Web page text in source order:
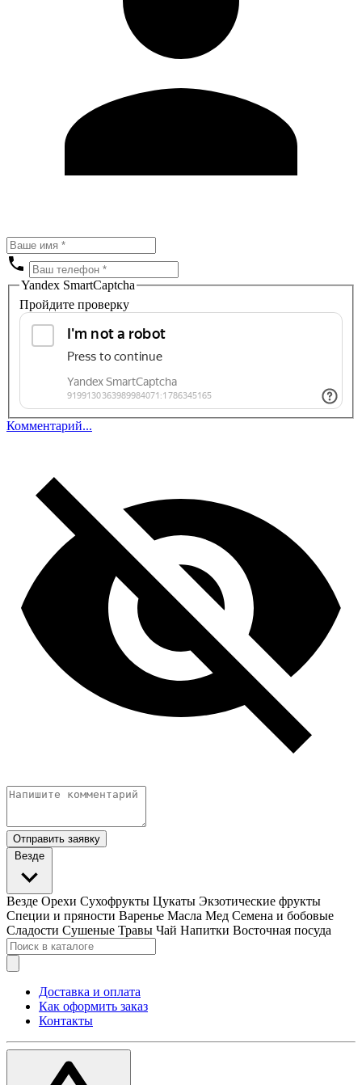
Yandex SmartCaptcha
Пройдите проверку
Комментарий...
Отправить заявку
Везде
Везде Орехи Сухофрукты Цукаты Экзотические фрукты
Специи и пряности Варенье Масла Мед Семена и бобовые
Сладости Сушеные Травы Чай Напитки Восточная посуда
Доставка и оплата
Как оформить заказ
Контакты